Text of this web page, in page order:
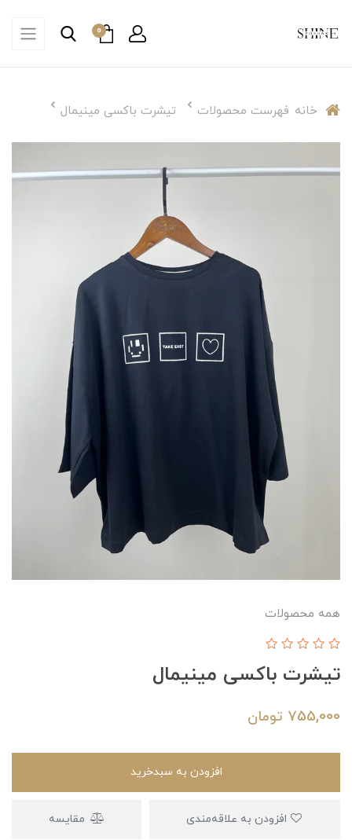
0
خانه فهرست محصولات تیشرت باکسی مینیمال
همه محصولات
تیشرت باکسی مینیمال
755,000 تومان
افزودن به سبدخرید
مقایسه